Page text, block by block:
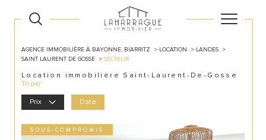
AGENCE IMMOBILIÈRE À BAYONNE, BIARRITZ LOCATION
LANDES
SAINT LAURENT DE GOSSE
SECTEUR
Location immobilière Saint-Laurent-De-Gosse
Tri par
Prix Date
SOUS-COMPROMIS